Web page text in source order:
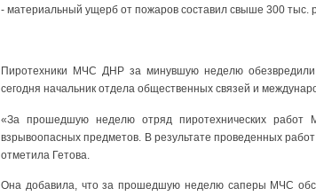
- материальный ущерб от пожаров составил свыше 300 тыс.
Пиротехники МЧС ДНР за минувшую неделю
сегодня начальник отдела общественных связей и
«За прошедшую неделю отряд пиротехнических
взрывоопасных предметов. В результате проведенных
отметила Гетова.
Она добавила, что за прошедшую неделю саперы МЧС